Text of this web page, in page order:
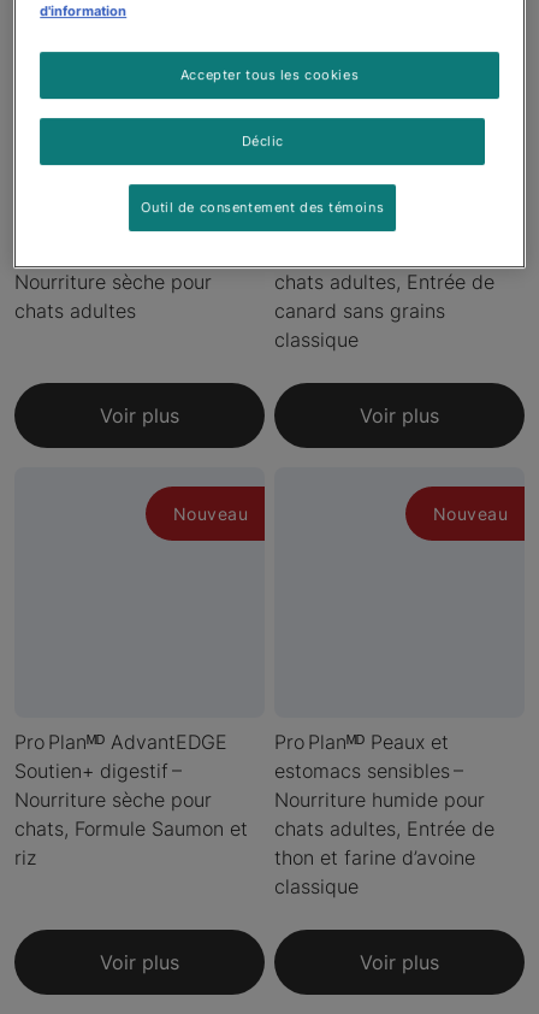
LiveClearᴹᴰ Peaux et
Nourriture sèche pour
chats adultes
Voir plus
Pro Planᴹᴰ Peaux et
estomacs sensibles –
chats adultes, Entrée de
canard sans grains
classique
Voir plus
Nouveau
Pro Planᴹᴰ AdvantEDGE
Soutien+ digestif –
Nourriture sèche pour
chats, Formule Saumon et
riz
Voir plus
Nouveau
Pro Planᴹᴰ Peaux et
estomacs sensibles –
Nourriture humide pour
chats adultes, Entrée de
thon et farine d’avoine
classique
Voir plus
d'information
Déclic
Accepter tous les cookies
Outil de consentement des témoins